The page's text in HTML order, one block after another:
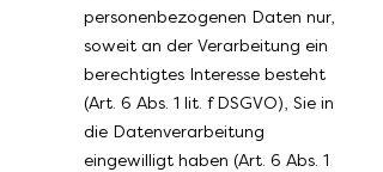
personenbezogenen Daten nur,
soweit an der Verarbeitung ein
berechtigtes Interesse besteht
(Art. 6 Abs. 1 lit. f DSGVO), Sie in
die Datenverarbeitung
eingewilligt haben (Art. 6 Abs. 1